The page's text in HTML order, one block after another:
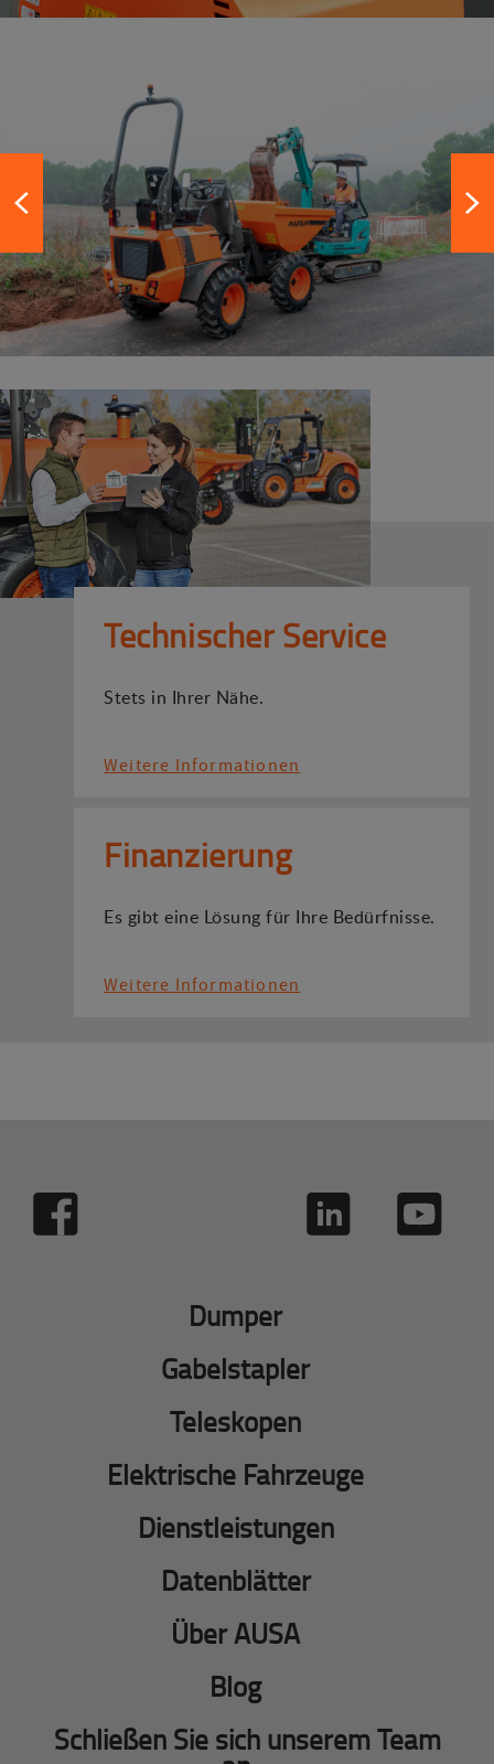
Technischer Service
Stets in Ihrer Nähe.
Weitere Informationen
Finanzierung
Es gibt eine Lösung für Ihre Bedürfnisse.
Weitere Informationen
Dumper
Gabelstapler
Teleskopen
Elektrische Fahrzeuge
Dienstleistungen
Datenblätter
Über AUSA
Blog
Schließen Sie sich unserem Team